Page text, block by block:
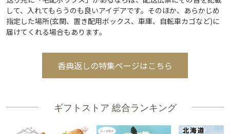
して、入れてもらうのも良いアイデアです。そのほか、あらかじめ
指定した場所(玄関、置き配用ボックス、車庫、自転車カゴなど)に
届けてくれる場合もあります。
香典返しの特集ページはこちら
ギフトストア 総合ランキング